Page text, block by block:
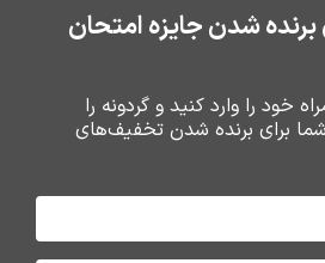
محافظ صفحه گوشي
شدن جایزه امتحان
خود را وارد کنید و گردونه را
برای برنده شدن تخفیف‌های